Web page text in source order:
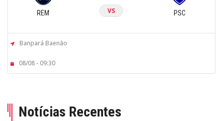
REM
VS
PSC
Banpará Baenão
08/08 - 09:30
Notícias Recentes